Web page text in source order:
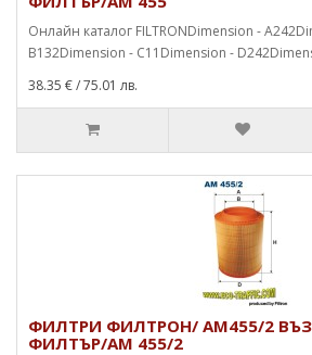
Онлайн каталог FILTRONDimension -
B132Dimension - C11Dimension -
38.35 €/ 75.01 лв.
ФИЛТРИ ФИЛТРОН/ AM455/2
ФИЛТЪР/AM 455/2